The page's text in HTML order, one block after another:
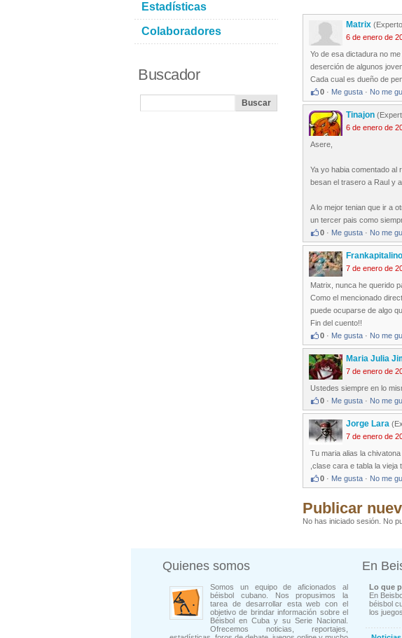
Matrix
6 de enero de
Yo de esa dictadura no
deserción de algunos
Cada cual es dueño de
0 · Me gusta · No me
Tinajon
6 de enero de
Asere,
Ya yo habia comentado al
besan el trasero a Raul y
A lo mejor tenian que ir a
un tercer pais como
0 · Me gusta · No me
Frankapitalino
7 de enero de
Matrix, nunca he querido
Como el mencionado
puede ocuparse de algo
Fin del cuento!!
0 · Me gusta · No me
Maria Julia
7 de enero de
Ustedes siempre en lo
0 · Me gusta · No me
Jorge Lara
7 de enero de
Tu maria alias la
,clase cara e tabla la vieja
0 · Me gusta · No me
Publicar
No has iniciado sesión. No
Estadísticas
Colaboradores
Buscador
Quienes somos
Somos un equipo de aficionados al
béisbol cubano. Nos propusimos la
tarea de desarrollar esta web con el
objetivo de brindar información sobre el
Béisbol en Cuba y su Serie Nacional.
Ofrecemos noticias, reportajes,
En
Lo que
En
béisbol
los